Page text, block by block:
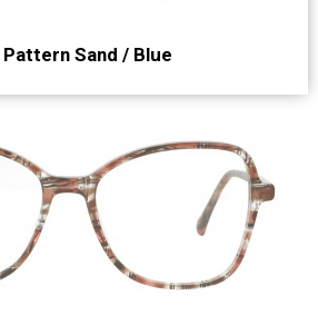
Pattern Sand / Blue